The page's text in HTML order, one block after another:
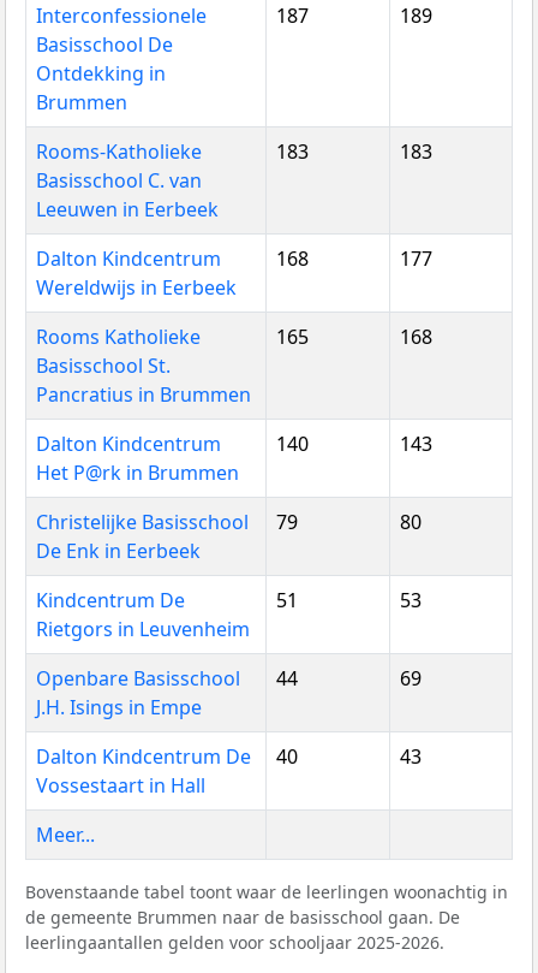
Interconfessionele
Basisschool De
Ontdekking in
Brummen
187 189
Rooms-Katholieke
Basisschool C. van
Leeuwen in Eerbeek
183 183
Dalton Kindcentrum
Wereldwijs in Eerbeek
168 177
Rooms Katholieke
Basisschool St.
Pancratius in Brummen
165 168
Dalton Kindcentrum
Het P@rk in Brummen
140 143
Christelijke Basisschool
De Enk in Eerbeek
79 80
Kindcentrum De
Rietgors in Leuvenheim
51 53
Openbare Basisschool
J.H. Isings in Empe
44 69
Dalton Kindcentrum De
Vossestaart in Hall
40 43
Meer...
Bovenstaande tabel toont waar de leerlingen woonachtig in
de gemeente Brummen naar de basisschool gaan. De
leerlingaantallen gelden voor schooljaar 2025-2026.